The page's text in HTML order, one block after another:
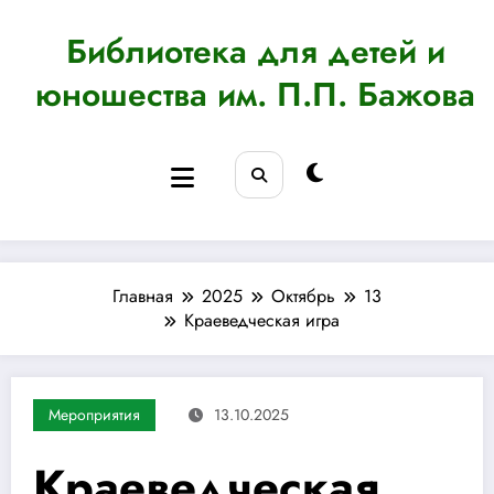
содержимомуБиблиотека для детей и
юношества им. П.П. Бажова
Главная 2025 Октябрь
13
Краеведческая игра
Мероприятия 13.10.2025